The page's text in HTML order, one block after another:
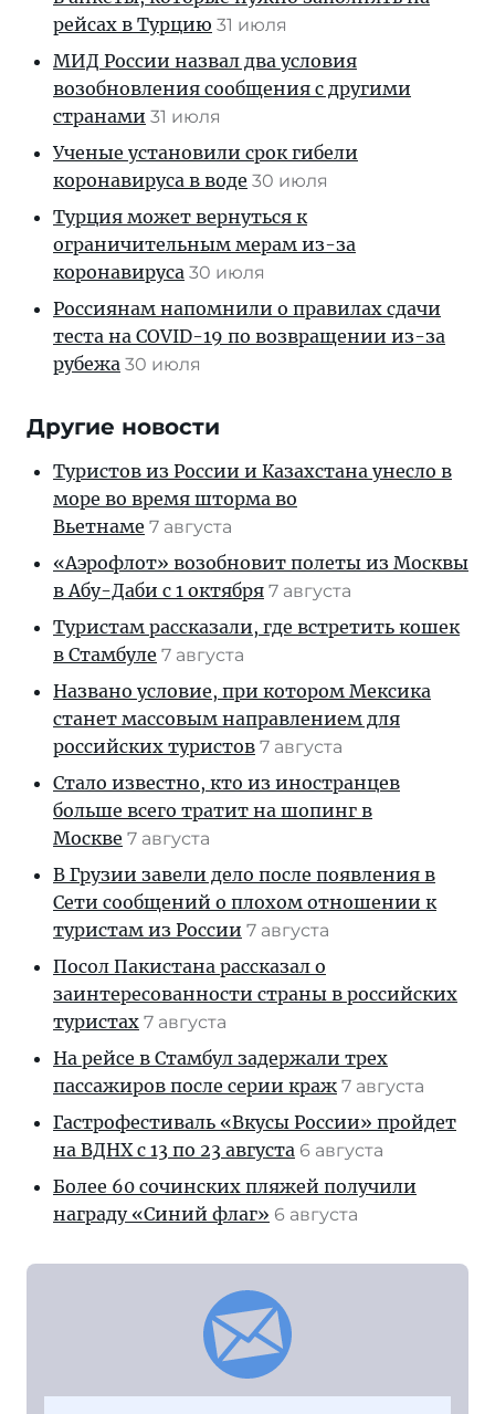
рейсах в Турцию 31 июля
МИД России назвал два условия
возобновления сообщения с другими
странами 31 июля
Ученые установили срок гибели
коронавируса в воде 30 июля
Турция может вернуться к
ограничительным мерам из-за
коронавируса 30 июля
Россиянам напомнили о правилах сдачи
теста на COVID-19 по возвращении из-за
рубежа 30 июля
Другие новости
Туристов из России и Казахстана унесло в
море во время шторма во
Вьетнаме 7 августа
«Аэрофлот» возобновит полеты из Москвы
в Абу-Даби с 1 октября 7 августа
Туристам рассказали, где встретить кошек
в Стамбуле 7 августа
Названо условие, при котором Мексика
станет массовым направлением для
российских туристов 7 августа
Стало известно, кто из иностранцев
больше всего тратит на шопинг в
Москве 7 августа
В Грузии завели дело после появления в
Сети сообщений о плохом отношении к
туристам из России 7 августа
Посол Пакистана рассказал о
заинтересованности страны в российских
туристах 7 августа
На рейсе в Стамбул задержали трех
пассажиров после серии краж 7 августа
Гастрофестиваль «Вкусы России» пройдет
на ВДНХ с 13 по 23 августа 6 августа
Более 60 сочинских пляжей получили
награду «Синий флаг» 6 августа